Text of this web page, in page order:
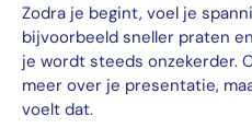
Zodra je begint, voel je
bijvoorbeeld sneller praten
je wordt steeds onzekerder.
meer over je presentatie,
voelt dat.